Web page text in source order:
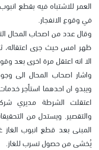
العمر للاشتباه فيه بقطع
في وقوع الانفجار.
وقال عدد من اصحاب المحال
ظهر امس حيث جرى اعتقاله،
الا انه اعتقل مرة اخرى بعد
واشار اصحاب المحال الى
ويبدو ان احدهما استأجر
اعتقلت الشرطة مديري
والتقصير. ويستدل من
المبنى بعد قطع انبوب الغاز
يُخشى من حصول تسرب للغاز.